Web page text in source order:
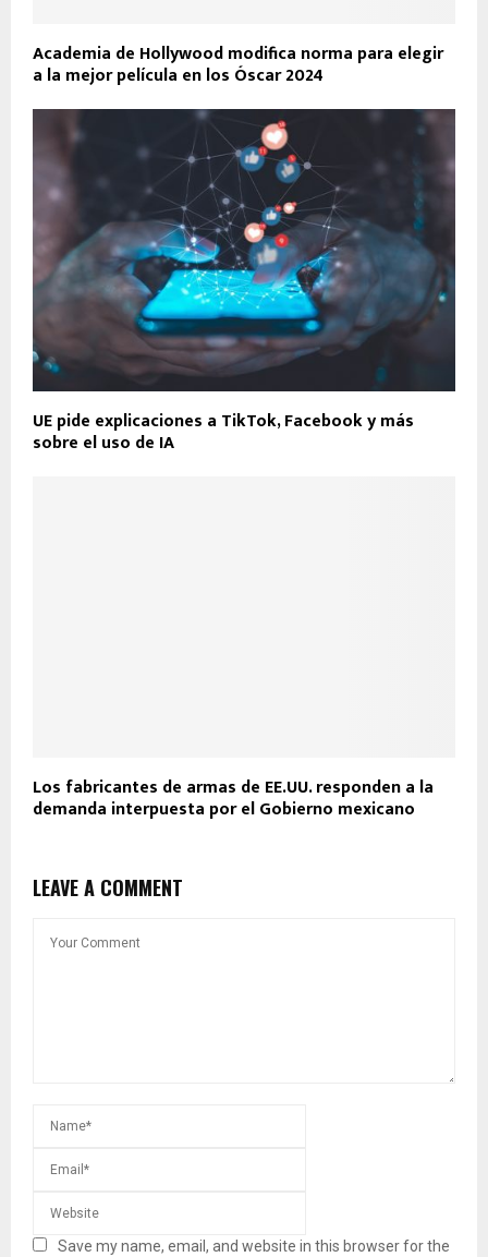
Academia de Hollywood modifica norma para elegir
a la mejor película en los Óscar 2024
UE pide explicaciones a TikTok, Facebook y más
sobre el uso de IA
Los fabricantes de armas de EE.UU. responden a la
demanda interpuesta por el Gobierno mexicano
LEAVE A COMMENT
Save my name, email, and website in this browser for the